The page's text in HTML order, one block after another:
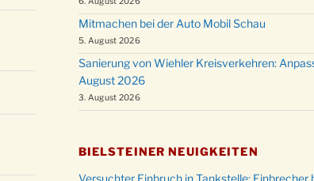
24.12.
24.12.
18:00
Mitmachen bei der Auto Mobil Schau
5. August 2026
Sanierung von Wiehler Kreisverkehren:
August 2026
3. August 2026
BIELSTEINER NEUIGKEITEN